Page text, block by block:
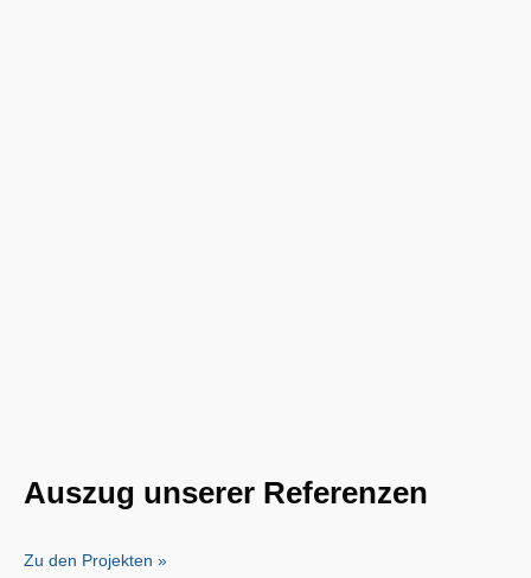
Auszug unserer Referenzen
Zu den Projekten »